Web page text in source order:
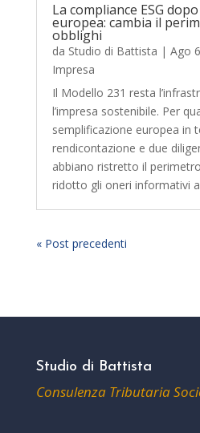
La compliance ESG
europea: cambia il
obblighi
da Studio di Battista | Ago
Impresa
Il Modello 231 resta
l’impresa sostenibile. Per
semplificazione europea in
rendicontazione e due
abbiano ristretto il
ridotto gli oneri informativi
« Post precedenti
Studio di Battista
Consulenza Tributaria